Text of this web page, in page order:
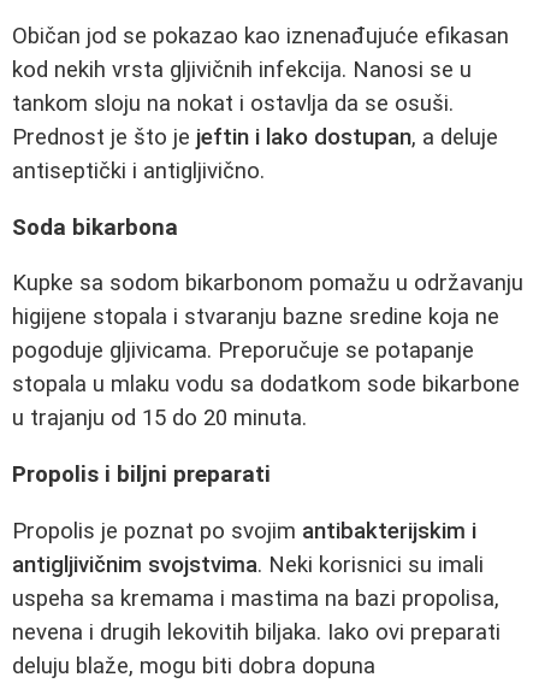
Običan jod se pokazao kao iznenađujuće efikasan
kod nekih vrsta gljivičnih infekcija. Nanosi se u
tankom sloju na nokat i ostavlja da se osuši.
Prednost je što je jeftin i lako dostupan, a deluje
antiseptički i antigljivično.
Soda bikarbona
Kupke sa sodom bikarbonom pomažu u održavanju
higijene stopala i stvaranju bazne sredine koja ne
pogoduje gljivicama. Preporučuje se potapanje
stopala u mlaku vodu sa dodatkom sode bikarbone
u trajanju od 15 do 20 minuta.
Propolis i biljni preparati
Propolis je poznat po svojim antibakterijskim i
antigljivičnim svojstvima. Neki korisnici su imali
uspeha sa kremama i mastima na bazi propolisa,
nevena i drugih lekovitih biljaka. Iako ovi preparati
deluju blaže, mogu biti dobra dopuna